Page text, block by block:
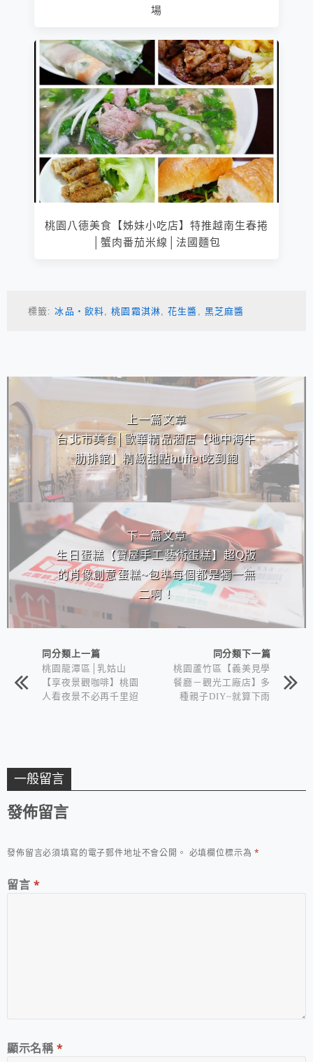
場
桃園八德美食【姊妹小吃店】特推越南生春捲
│蟹肉番茄米線│法國麵包
標籤:冰品‧飲料,桃園霜淇淋,花生醬 , 黑芝麻醬
上一篇文章
台北市美食│歐華精品酒店【地中海牛
肋排館】精緻甜點buffet吃到飽
下一篇文章
生日蛋糕【寶屋手工藝術蛋糕】超Q版
的肖像創意蛋糕~包準每個都是獨一無
二啊！
同分類上一篇
桃園龍潭區│乳姑山
【享夜景觀咖啡】桃園
人看夜景不必再千里迢
同分類下一篇
桃園蘆竹區【義美見學
餐廳－觀光工廠店】多
種親子DIY~就算下雨
一般留言
發佈留言
發佈留言必須填寫的電子郵件地址不會公開。 必填欄位標示為*
留言 *
顯示名稱*